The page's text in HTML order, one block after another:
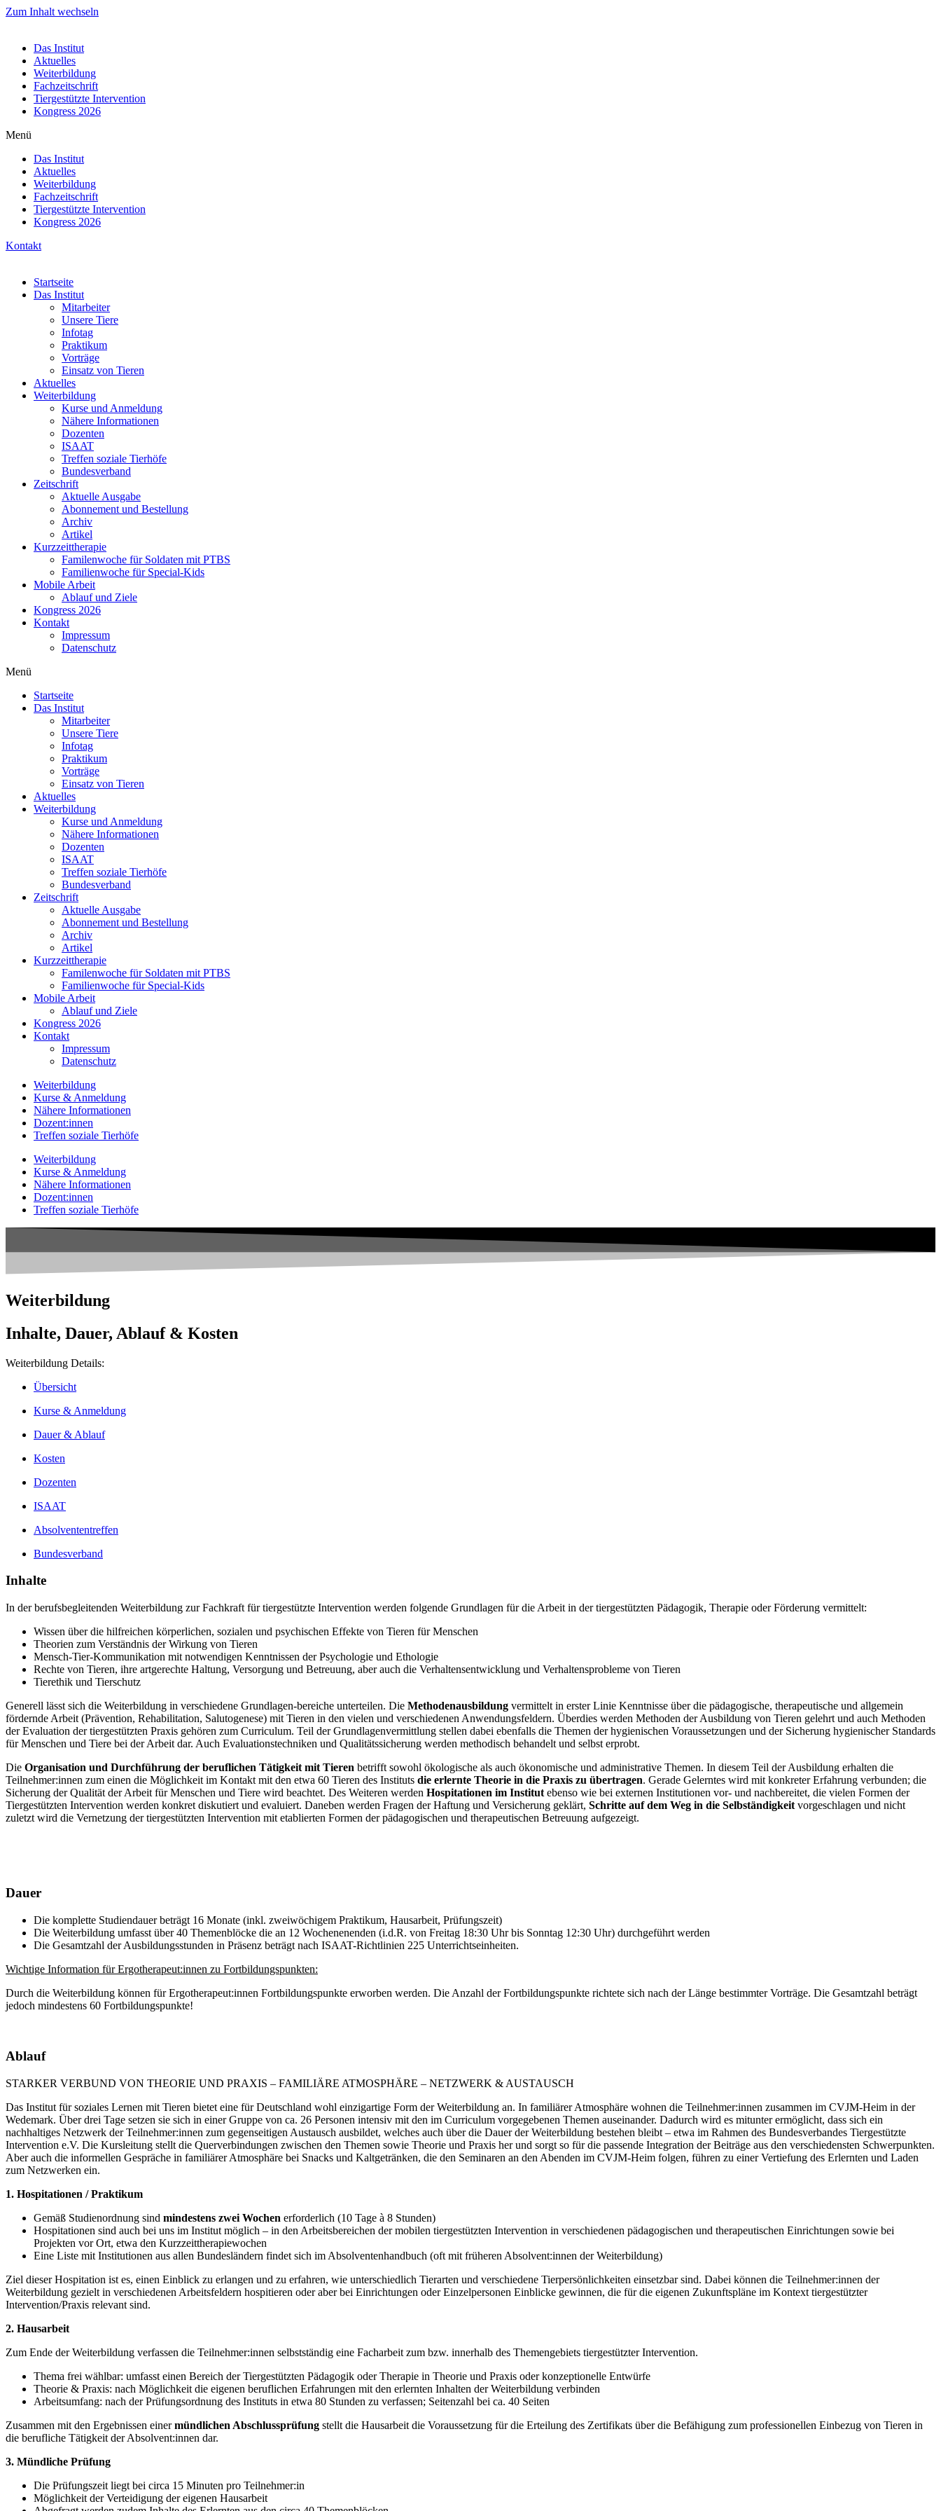
Zum Inhalt wechseln
Das Institut
Aktuelles
Weiterbildung
Fachzeitschrift
Tiergestützte Intervention
Kongress 2026
Menü
Das Institut
Aktuelles
Weiterbildung
Fachzeitschrift
Tiergestützte Intervention
Kongress 2026
Kontakt
Startseite
Das Institut
Mitarbeiter
Unsere Tiere
Infotag
Praktikum
Vorträge
Einsatz von Tieren
Aktuelles
Weiterbildung
Kurse und Anmeldung
Nähere Informationen
Dozenten
ISAAT
Treffen soziale Tierhöfe
Bundesverband
Zeitschrift
Aktuelle Ausgabe
Abonnement und Bestellung
Archiv
Artikel
Kurzzeittherapie
Familenwoche für Soldaten mit PTBS
Familienwoche für Special-Kids
Mobile Arbeit
Ablauf und Ziele
Kongress 2026
Kontakt
Impressum
Datenschutz
Menü
Startseite
Das Institut
Mitarbeiter
Unsere Tiere
Infotag
Praktikum
Vorträge
Einsatz von Tieren
Aktuelles
Weiterbildung
Kurse und Anmeldung
Nähere Informationen
Dozenten
ISAAT
Treffen soziale Tierhöfe
Bundesverband
Zeitschrift
Aktuelle Ausgabe
Abonnement und Bestellung
Archiv
Artikel
Kurzzeittherapie
Familenwoche für Soldaten mit PTBS
Familienwoche für Special-Kids
Mobile Arbeit
Ablauf und Ziele
Kongress 2026
Kontakt
Impressum
Datenschutz
Weiterbildung
Kurse & Anmeldung
Nähere Informationen
Dozent:innen
Treffen soziale Tierhöfe
Weiterbildung
Kurse & Anmeldung
Nähere Informationen
Dozent:innen
Treffen soziale Tierhöfe
Weiterbildung
Inhalte, Dauer, Ablauf & Kosten
Weiterbildung Details:
Übersicht
Kurse & Anmeldung
Dauer & Ablauf
Kosten
Dozenten
ISAAT
Absolvententreffen
Bundesverband
Inhalte
In der berufsbegleitenden Weiterbildung zur Fachkraft für tiergestützte Intervention werden folgende Grundlagen für die Arbeit in der tiergestützten Pädagogik, Therapie oder Förderung vermittelt:
Wissen über die hilfreichen körperlichen, sozialen und psychischen Effekte von Tieren für Menschen
Theorien zum Verständnis der Wirkung von Tieren
Mensch-Tier-Kommunikation mit notwendigen Kenntnissen der Psychologie und Ethologie
Rechte von Tieren, ihre artgerechte Haltung, Versorgung und Betreuung, aber auch die Verhaltensentwicklung und Verhaltensprobleme von Tieren
Tierethik und Tierschutz
Generell lässt sich die Weiterbildung in verschiedene Grundlagen-bereiche unterteilen. Die Methodenausbildung vermittelt in erster Linie Kenntnisse über die pädagogische, therapeutische und allgemein
fördernde Arbeit (Prävention, Rehabilitation, Salutogenese) mit Tieren in den vielen und verschiedenen Anwendungsfeldern. Überdies werden Methoden der Ausbildung von Tieren gelehrt und auch Methoden
der Evaluation der tiergestützten Praxis gehören zum Curriculum. Teil der Grundlagenvermittlung stellen dabei ebenfalls die Themen der hygienischen Voraussetzungen und der Sicherung hygienischer Standards
für Menschen und Tiere bei der Arbeit dar. Auch Evaluationstechniken und Qualitätssicherung werden methodisch behandelt und selbst erprobt.
Die Organisation und Durchführung der beruflichen Tätigkeit mit Tieren betrifft sowohl ökologische als auch ökonomische und administrative Themen. In diesem Teil der Ausbildung erhalten die
Teilnehmer:innen zum einen die Möglichkeit im Kontakt mit den etwa 60 Tieren des Instituts die erlernte Theorie in die Praxis zu übertragen. Gerade Gelerntes wird mit konkreter Erfahrung verbunden; die
Sicherung der Qualität der Arbeit für Menschen und Tiere wird beachtet. Des Weiteren werden Hospitationen im Institut ebenso wie bei externen Institutionen vor- und nachbereitet, die vielen Formen der
Tiergestützten Intervention werden konkret diskutiert und evaluiert. Daneben werden Fragen der Haftung und Versicherung geklärt, Schritte auf dem Weg in die Selbständigkeit vorgeschlagen und nicht
zuletzt wird die Vernetzung der tiergestützten Intervention mit etablierten Formen der pädagogischen und therapeutischen Betreuung aufgezeigt.
Dauer
Die komplette Studiendauer beträgt 16 Monate (inkl. zweiwöchigem Praktikum, Hausarbeit, Prüfungszeit)
Die Weiterbildung umfasst über 40 Themenblöcke die an 12 Wochenenenden (i.d.R. von Freitag 18:30 Uhr bis Sonntag 12:30 Uhr) durchgeführt werden
Die Gesamtzahl der Ausbildungsstunden in Präsenz beträgt nach ISAAT-Richtlinien 225 Unterrichtseinheiten.
Wichtige Information für Ergotherapeut:innen zu Fortbildungspunkten:
Durch die Weiterbildung können für Ergotherapeut:innen Fortbildungspunkte erworben werden. Die Anzahl der Fortbildungspunkte richtete sich nach der Länge bestimmter Vorträge. Die Gesamtzahl beträgt
jedoch mindestens 60 Fortbildungspunkte!
Ablauf
STARKER VERBUND VON THEORIE UND PRAXIS – FAMILIÄRE ATMOSPHÄRE – NETZWERK & AUSTAUSCH
Das Institut für soziales Lernen mit Tieren bietet eine für Deutschland wohl einzigartige Form der Weiterbildung an. In familiärer Atmosphäre wohnen die Teilnehmer:innen zusammen im CVJM-Heim in der
Wedemark. Über drei Tage setzen sie sich in einer Gruppe von ca. 26 Personen intensiv mit den im Curriculum vorgegebenen Themen auseinander. Dadurch wird es mitunter ermöglicht, dass sich ein
nachhaltiges Netzwerk der Teilnehmer:innen zum gegenseitigen Austausch ausbildet, welches auch über die Dauer der Weiterbildung bestehen bleibt – etwa im Rahmen des Bundesverbandes Tiergestützte
Intervention e.V. Die Kursleitung stellt die Querverbindungen zwischen den Themen sowie Theorie und Praxis her und sorgt so für die passende Integration der Beiträge aus den verschiedensten Schwerpunkten.
Aber auch die informellen Gespräche in familiärer Atmosphäre bei Snacks und Kaltgetränken, die den Seminaren an den Abenden im CVJM-Heim folgen, führen zu einer Vertiefung des Erlernten und Laden
zum Netzwerken ein.
1. Hospitationen / Praktikum
Gemäß Studienordnung sind mindestens zwei Wochen erforderlich (10 Tage à 8 Stunden)
Hospitationen sind auch bei uns im Institut möglich – in den Arbeitsbereichen der mobilen tiergestützten Intervention in verschiedenen pädagogischen und therapeutischen Einrichtungen sowie bei
Projekten vor Ort, etwa den Kurzzeittherapiewochen
Eine Liste mit Institutionen aus allen Bundesländern findet sich im Absolventenhandbuch (oft mit früheren Absolvent:innen der Weiterbildung)
Ziel dieser Hospitation ist es, einen Einblick zu erlangen und zu erfahren, wie unterschiedlich Tierarten und verschiedene Tierpersönlichkeiten einsetzbar sind. Dabei können die Teilnehmer:innen der
Weiterbildung gezielt in verschiedenen Arbeitsfeldern hospitieren oder aber bei Einrichtungen oder Einzelpersonen Einblicke gewinnen, die für die eigenen Zukunftspläne im Kontext tiergestützter
Intervention/Praxis relevant sind.
2. Hausarbeit
Zum Ende der Weiterbildung verfassen die Teilnehmer:innen selbstständig eine Facharbeit zum bzw. innerhalb des Themengebiets tiergestützter Intervention.
Thema frei wählbar: umfasst einen Bereich der Tiergestützten Pädagogik oder Therapie in Theorie und Praxis oder konzeptionelle Entwürfe
Theorie & Praxis: nach Möglichkeit die eigenen beruflichen Erfahrungen mit den erlernten Inhalten der Weiterbildung verbinden
Arbeitsumfang: nach der Prüfungsordnung des Instituts in etwa 80 Stunden zu verfassen; Seitenzahl bei ca. 40 Seiten
Zusammen mit den Ergebnissen einermündlichen Abschlussprüfung stellt die Hausarbeit die Voraussetzung für die Erteilung des Zertifikats über die Befähigung zum professionellen Einbezug von Tieren in
die berufliche Tätigkeit der Absolvent:innen dar.
3. Mündliche Prüfung
Die Prüfungszeit liegt bei circa 15 Minuten pro Teilnehmer:in
Möglichkeit der Verteidigung der eigenen Hausarbeit